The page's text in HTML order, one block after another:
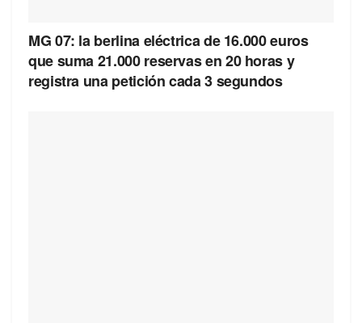
MG 07: la berlina eléctrica de 16.000 euros
que suma 21.000 reservas en 20 horas y
registra una petición cada 3 segundos